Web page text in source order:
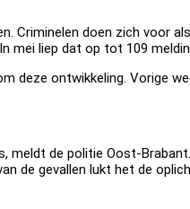
Criminelen doen zich
mei liep dat op tot 109
deze ontwikkeling. Vorige
de politie Oost-
de gevallen lukt het de